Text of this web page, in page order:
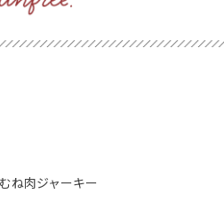
ね肉ジャーキー